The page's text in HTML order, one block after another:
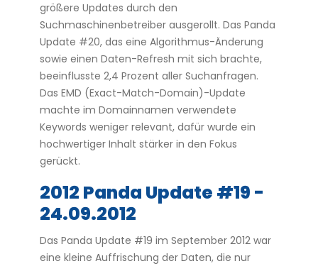
größere Updates durch den
Suchmaschinenbetreiber ausgerollt. Das Panda
Update #20, das eine Algorithmus-Änderung
sowie einen Daten-Refresh mit sich brachte,
beeinflusste 2,4 Prozent aller Suchanfragen.
Das EMD (Exact-Match-Domain)-Update
machte im Domainnamen verwendete
Keywords weniger relevant, dafür wurde ein
hochwertiger Inhalt stärker in den Fokus
gerückt.
2012 Panda Update #19 -
24.09.2012
Das Panda Update #19 im September 2012 war
eine kleine Auffrischung der Daten, die nur